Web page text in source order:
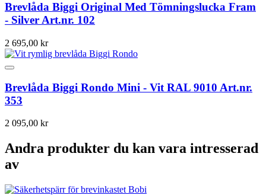
Brevlåda Biggi Original Med Tömningslucka Fram
- Silver Art.nr. 102
2 695,00 kr
Brevlåda Biggi Rondo Mini - Vit RAL 9010 Art.nr.
353
2 095,00 kr
Andra produkter du kan vara intresserad
av